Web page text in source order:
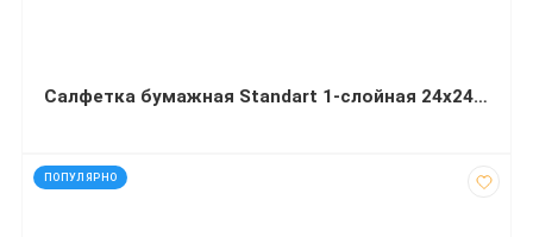
Салфетка бумажная Standart 1-слойная 24х24 см 100 листов белая барная
ПОПУЛЯРНО
код: 12145